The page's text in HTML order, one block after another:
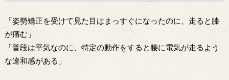
「姿勢矯正を受けて見た目はまっすぐになったのに、走ると膝
が痛む」
「普段は平気なのに、特定の動作をすると腰に電気が走るよう
な違和感がある」